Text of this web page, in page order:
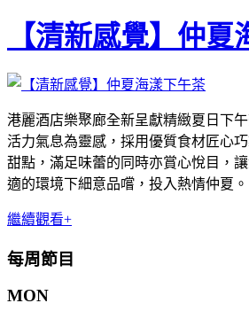
【清新感覺】仲夏
港麗酒店樂聚廊全新呈獻精緻夏日下
活力氣息為靈感，採用優質食材匠心
甜點，滿足味蕾的同時亦賞心悅目，
適的環境下細意品嚐，投入熱情仲夏。
繼續觀看+
每周節目
MON